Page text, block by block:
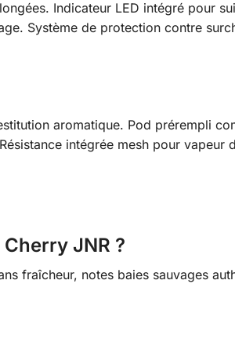
Indicateur LED intégré pour
Système de protection contre
aromatique. Pod prérempli
intégrée mesh pour vapeur
JNR ?
fraîcheur, notes baies sauvages